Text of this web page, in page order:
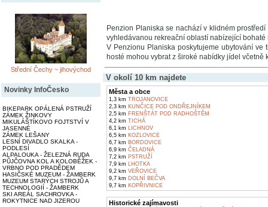
Střední Čechy ~ jihovýchod
Novinky InfoČesko
BIKEPARK OPÁLENÁ PSTRUŽÍ
ZÁMEK ŽINKOVY
MIKULÁŠTÍKOVO FOJTSTVÍ V
JASENNÉ
ZÁMEK LEŠANY
LESNÍ DIVADLO SKALKA -
PODLESÍ
ALPALOUKA - ŽELEZNÁ RUDA
PŮJČOVNA KOL A KOLOBĚŽEK -
VRBNO POD PRADĚDEM
HASIČSKÉ MUZEUM - ŽAMBERK
MUZEUM STARÝCH STROJŮ A
TECHNOLOGIÍ - ŽAMBERK
SKI AREÁL SACHROVKA -
ROKYTNICE NAD JIZEROU
Penzion Planiska se nachází v klidném
vyhledávanou rekreační oblastí nabízející
V Penzionu Planiska poskytujeme ubytování
hosté mohou vybrat z široké nabídky jídel včetně
V okolí 10 km najdete
Města a obce
1,3 km TROJANOVICE
2,3 km KUNČICE POD ONDŘEJNÍKEM
2,5 km FRENŠTÁT POD RADHOŠTĚM
4,2 km TICHÁ
6,1 km LICHNOV
6,5 km KOZLOVICE
6,7 km BORDOVICE
6,9 km ČELADNÁ
7,2 km PSTRUŽÍ
7,9 km LHOTKA
9,2 km VEŘOVICE
9,7 km DOLNÍ BEČVA
9,7 km KOPŘIVNICE
Historické zajímavosti